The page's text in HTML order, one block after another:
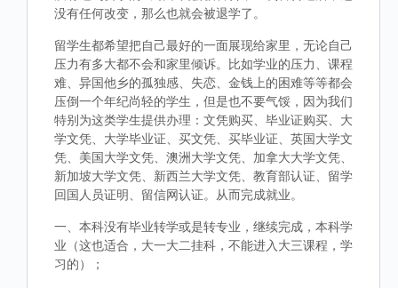
没有任何改变，那么也就会被退学了。
留学生都希望把自己最好的一面展现给家里，无论自己
压力有多大都不会和家里倾诉。比如学业的压力、课程
难、异国他乡的孤独感、失恋、金钱上的困难等等都会
压倒一个年纪尚轻的学生，但是也不要气馁，因为我们
特别为这类学生提供办理：文凭购买、毕业证购买、大
学文凭、大学毕业证、买文凭、买毕业证、英国大学文
凭、美国大学文凭、澳洲大学文凭、加拿大大学文凭、
新加坡大学文凭、新西兰大学文凭、教育部认证、留学
回国人员证明、留信网认证。从而完成就业。
一、本科没有毕业转学或是转专业，继续完成，本科学
业（这也适合，大一大二挂科，不能进入大三课程，学
习的）；